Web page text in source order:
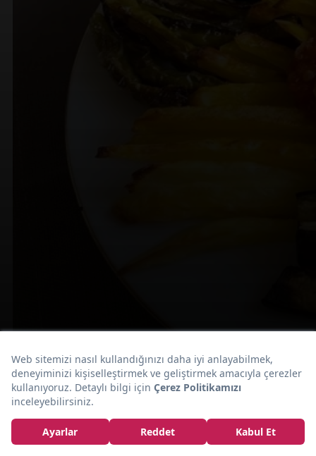
Soğuk Yaz
Yemekleri
Fırında Kızartma Tarifi
durmaya çalışıyorsanız sizi de hemen böyle alabilir ve